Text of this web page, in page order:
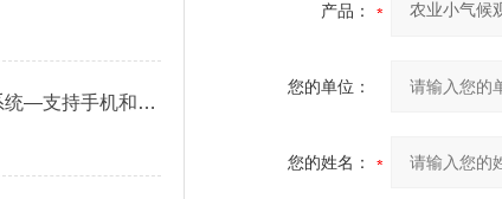
高标准农田监测系统—支持手机和电脑端访问，方便管理人员随时掌握农田状况
产品：
您的单位：
您的姓名：